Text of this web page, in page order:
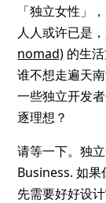
「独立女性」
人人或许已是
nomad) 的生
谁不想走遍天
一些独立开发
逐理想？
请等一下。独
Business. 如
先需要好好设